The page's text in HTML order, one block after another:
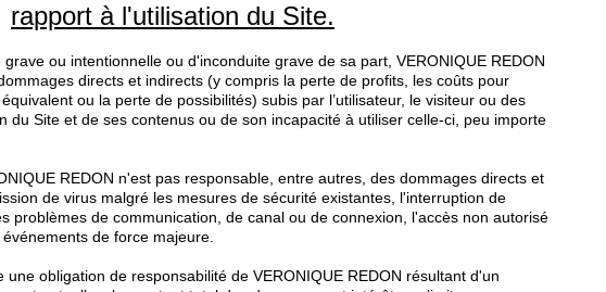
rapport à l'utilisation du Site.
ou intentionnelle ou d'inconduite grave de sa part, VERONIQUE REDON
directs et indirects (y compris la perte de profits, les coûts pour
ou la perte de possibilités) subis par l’utilisateur, le visiteur ou des
du Site et de ses contenus ou de son incapacité à utiliser celle-ci, peu importe
REDON n'est pas responsable, entre autres, des dommages directs et
de virus malgré les mesures de sécurité existantes, l'interruption de
problèmes de communication, de canal ou de connexion, l'accès non autorisé
de force majeure.
obligation de responsabilité de VERONIQUE REDON résultant d'un